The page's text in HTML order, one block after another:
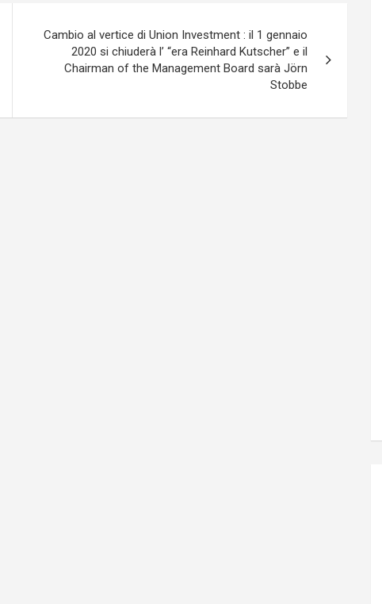
Cambio al vertice di Union Investment : il 1 gennaio
2020 si chiuderà l’ “era Reinhard Kutscher” e il
Chairman of the Management Board sarà Jörn
Stobbe